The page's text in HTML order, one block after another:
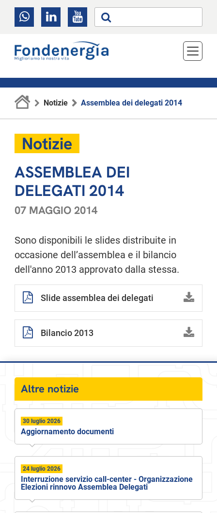
Notizie Assemblea dei delegati 2014
Notizie
ASSEMBLEA DEI
DELEGATI 2014
07 MAGGIO 2014
Sono disponibili le slides distribuite in
occasione dell’assemblea e il bilancio
dell'anno 2013 approvato dalla stessa.
Slide assemblea dei delegati
Bilancio 2013
Altre notizie
30 luglio 2026
Aggiornamento documenti
24 luglio 2026
Interruzione servizio call-center - Organizzazione
Elezioni rinnovo Assemblea Delegati